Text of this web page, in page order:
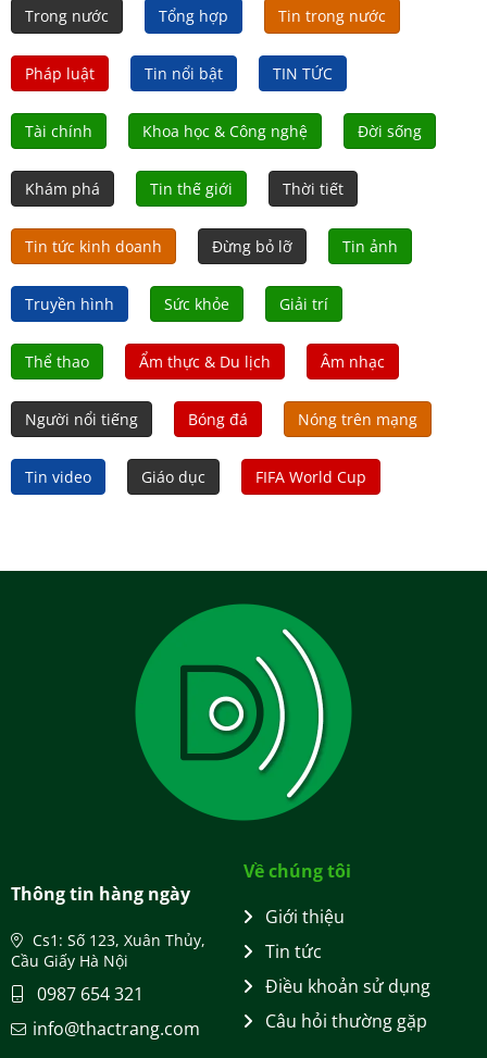
Trong nước Tổng hợp Tin trong nước
Pháp luật Tin nổi bật TIN TỨC
Tài chính Khoa học & Công nghệ Đời sống
Khám phá Tin thế giới Thời tiết
Tin tức kinh doanh Đừng bỏ lỡ Tin ảnh
Truyền hình Sức khỏe Giải trí
Thể thao Ẩm thực & Du lịch Âm nhạc
Người nổi tiếng Bóng đá Nóng trên mạng
Tin video Giáo dục FIFA World Cup
Thông tin hàng ngày
Cs1: Số 123, Xuân Thủy,
Cầu Giấy Hà Nội
0987 654 321
info@thactrang.com
Về chúng tôi
Giới thiệu
Tin tức
Điều khoản sử dụng
Câu hỏi thường gặp